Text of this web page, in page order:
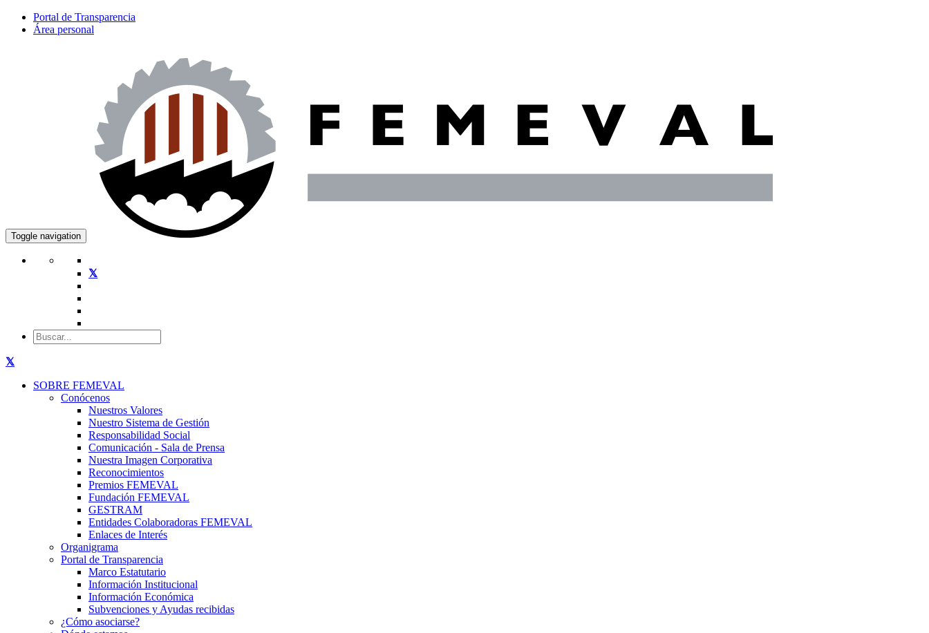
Portal de Transparencia
Área personal
Toggle navigation
SOBRE FEMEVAL
Conócenos
Nuestros Valores
Nuestro Sistema de Gestión
Responsabilidad Social
Comunicación - Sala de Prensa
Nuestra Imagen Corporativa
Reconocimientos
Premios FEMEVAL
Fundación FEMEVAL
GESTRAM
Entidades Colaboradoras FEMEVAL
Enlaces de Interés
Organigrama
Portal de Transparencia
Marco Estatutario
Información Institucional
Información Económica
Subvenciones y Ayudas recibidas
¿Cómo asociarse?